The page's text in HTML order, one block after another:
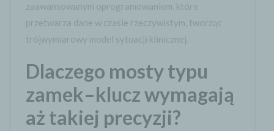
zaawansowanym oprogramowaniem, które
przetwarza dane w czasie rzeczywistym, tworząc
trójwymiarowy model sytuacji klinicznej.
Dlaczego mosty typu
zamek–klucz wymagają
aż takiej precyzji?